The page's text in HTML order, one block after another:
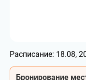
Расписание: 18.08,
Бронирование